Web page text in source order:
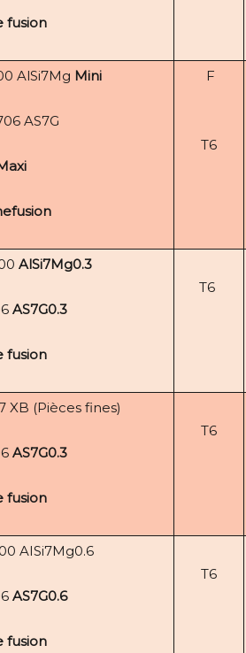
fusion
AlSi7Mg Mini
AS7G
F
T6
AlSi7Mg0.3
AS7G0.3
fusion
T6
XB (Pièces fines)
AS7G0.3
fusion
T6
AISi7Mg0.6
AS7G0.6
fusion
T6